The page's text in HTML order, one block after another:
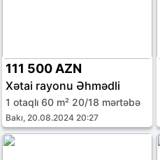
111 500 AZN
Xətai rayonu Əhmədli
1 otaqlı 60 m² 20/18 mərtəbə
Bakı, 20.08.2024 20:27